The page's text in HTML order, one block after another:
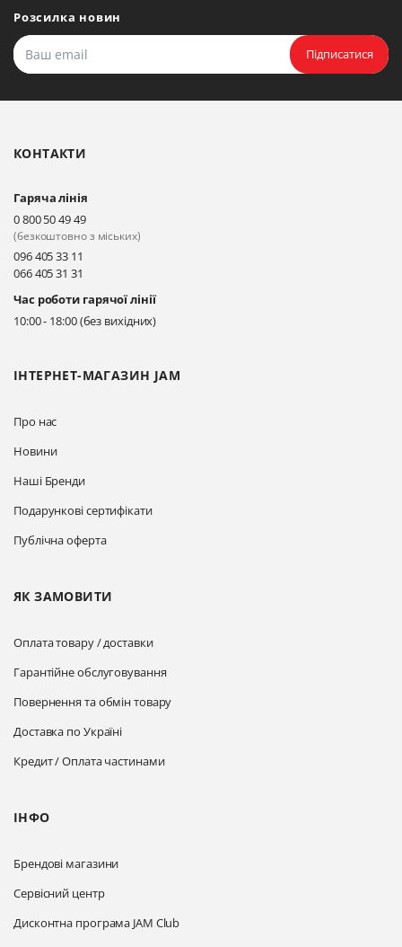
Мудрого, 20, офіс 108
Прокласти маршрут
Київ, вул. Драгоманова 31-д
Прокласти маршрут
Київ, вул. Драгоманова 31-д
Прокласти маршрут
Розсилка новин
Підписатися
ІНТЕРНЕТ-МАГАЗИН JAM
Про нас
Новини
Наші Бренди
Подарункові сертифікати
Публічна оферта
ЯК ЗАМОВИТИ
Оплата товару / доставки
Гарантійне обслуговування
Повернення та обмін товару
Доставка по Україні
Кредит / Оплата частинами
ІНФО
Брендові магазини
Сервісний центр
Дисконтна програма JAM Club
КОНТАКТИ
Гаряча лінія
0 800 50 49 49
(безкоштовно з міських)
096 405 33 11
066 405 31 31
Час роботи гарячої лінії
10:00 - 18:00 (без вихідних)